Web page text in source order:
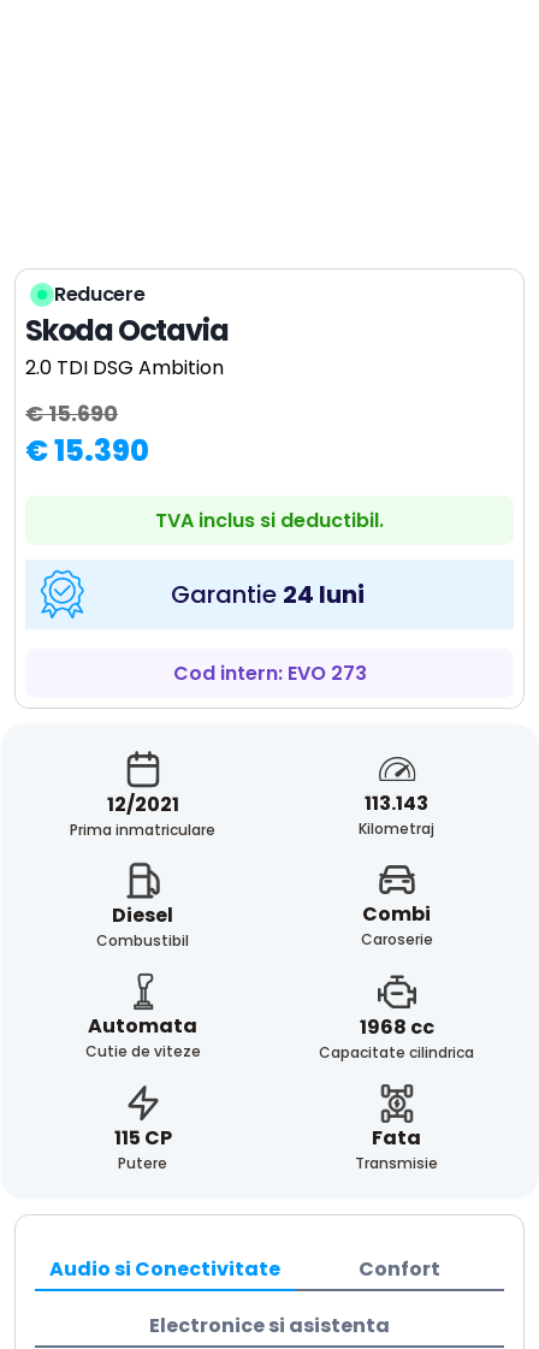
Reducere
Skoda Octavia
2.0 TDI DSG Ambition
€ 15.690
€ 15.390
TVA inclus si deductibil.
Garantie 24 luni
Cod intern: EVO 273
12/2021
Prima inmatriculare
113.143
Kilometraj
Diesel
Combustibil
Combi
Caroserie
Automata
Cutie de viteze
1968 cc
Capacitate cilindrica
115 CP
Putere
Fata
Transmisie
Audio si Conectivitate Confort
Electronice si asistenta